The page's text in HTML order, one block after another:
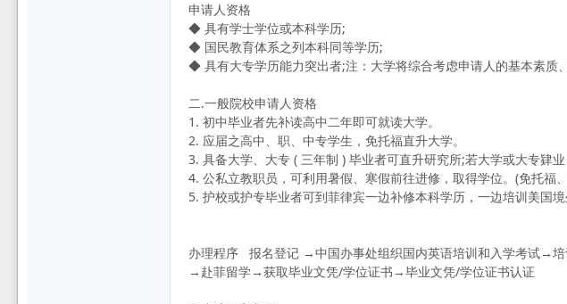
申请人资格
◆ 具有学士学位或本科学历;
◆ 国民教育体系之列本科同等学历;
◆ 具有大专学历能力突出者;注：大学将综合考虑申请人的基本素质
二.一般院校申请人资格
1. 初中毕业者先补读高中二年即可就读大学。
2. 应届之高中、职、中专学生，免托福直升大学。
3. 具备大学、大专 ( 三年制 ) 毕业者可直升研究所;若大学或大专肄
4. 公私立教职员，可利用暑假、寒假前往进修，取得学位。(免托福
5. 护校或护专毕业者可到菲律宾一边补修本科学历，一边培训美国
办理程序 报名登记 →中国办事处组织国内英语培训和入学考试→
→赴菲留学→获取毕业文凭/学位证书→毕业文凭/学位证书认证